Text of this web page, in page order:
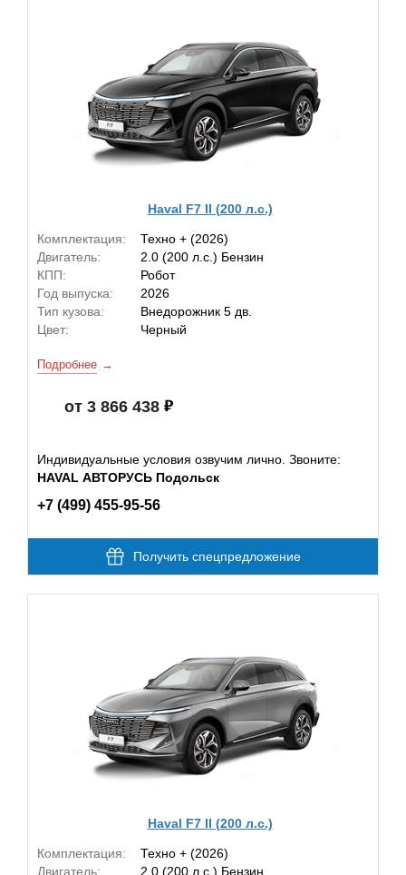
Haval F7 II (200 л.с.)
Комплектация:
Техно + (2026)
Двигатель:
2.0 (200 л.с.) Бензин
КПП:
Робот
Год выпуска:
2026
Тип кузова:
Внедорожник 5 дв.
Цвет:
Черный
Подробнее
от 3 866 438
Индивидуальные условия озвучим лично. Звоните:
HAVAL АВТОРУСЬ Подольск
+7 (499) 455-95-56
Получить спецпредложение
Haval F7 II (200 л.с.)
Комплектация:
Техно + (2026)
Двигатель:
2.0 (200 л.с.) Бензин